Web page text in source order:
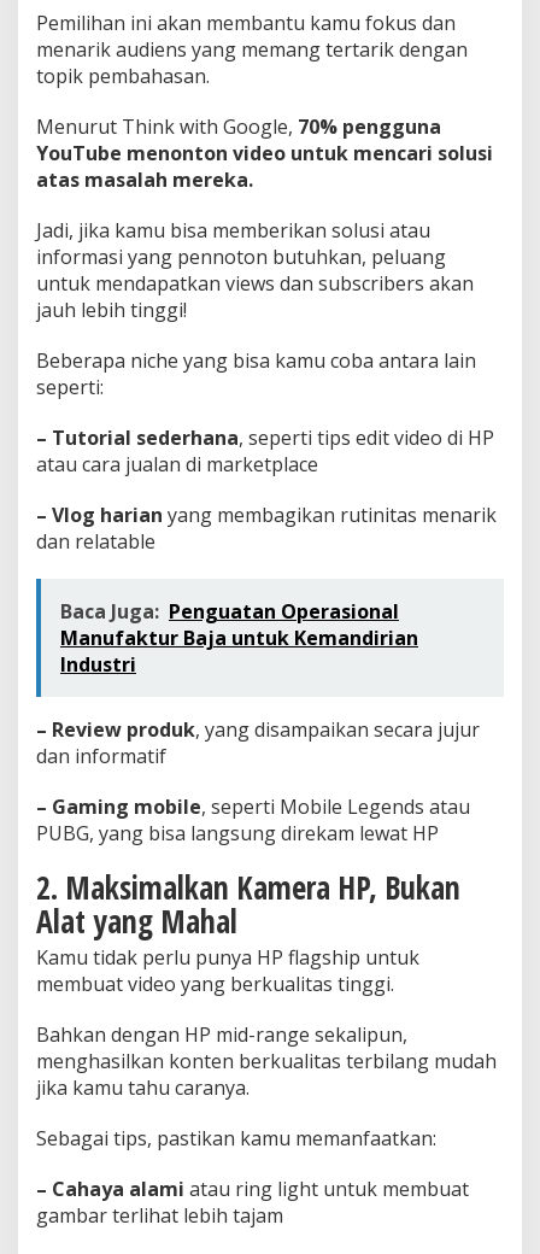
Pemilihan ini akan membantu kamu fokus dan
menarik audiens yang memang tertarik dengan
topik pembahasan.
Menurut Think with Google, 70% pengguna
YouTube menonton video untuk mencari solusi
atas masalah mereka.
Jadi, jika kamu bisa memberikan solusi atau
informasi yang pennoton butuhkan, peluang
untuk mendapatkan views dan subscribers akan
jauh lebih tinggi!
Beberapa niche yang bisa kamu coba antara lain
seperti:
– Tutorial sederhana, seperti tips edit video di HP
atau cara jualan di marketplace
– Vlog harian yang membagikan rutinitas menarik
dan relatable
Baca Juga: Penguatan Operasional
Manufaktur Baja untuk Kemandirian
Industri
– Review produk, yang disampaikan secara jujur
dan informatif
– Gaming mobile, seperti Mobile Legends atau
PUBG, yang bisa langsung direkam lewat HP
2. Maksimalkan Kamera HP, Bukan
Alat yang Mahal
Kamu tidak perlu punya HP flagship untuk
membuat video yang berkualitas tinggi.
Bahkan dengan HP mid-range sekalipun,
menghasilkan konten berkualitas terbilang mudah
jika kamu tahu caranya.
Sebagai tips, pastikan kamu memanfaatkan:
– Cahaya alami atau ring light untuk membuat
gambar terlihat lebih tajam